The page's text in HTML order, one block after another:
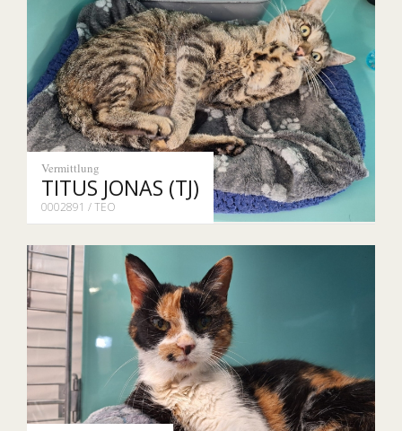
Vermittlung
TITUS JONAS (TJ)
0002891 / TEO